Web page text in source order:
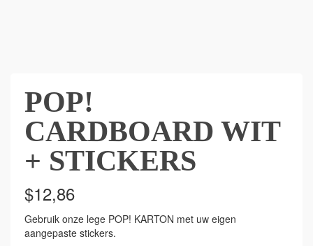
POP!
CARDBOARD WIT
+ STICKERS
$12,86
Gebruik onze lege POP! KARTON met uw eigen
aangepaste stickers.